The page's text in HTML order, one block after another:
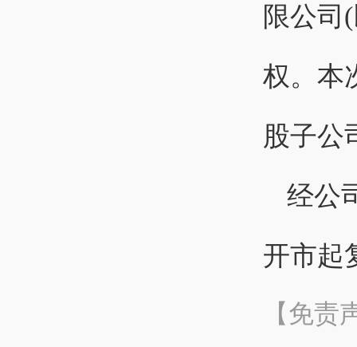
限公司
权。本
股子公
经公
开市起
【免